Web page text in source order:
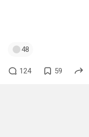
48
124 59